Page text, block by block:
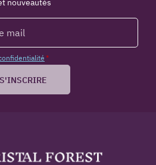
nouveautés
*
S'INSCRIRE